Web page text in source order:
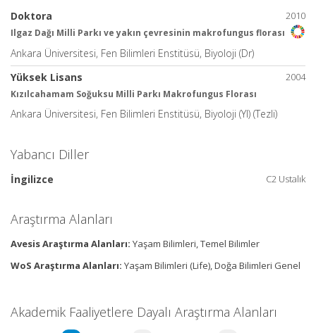
2010
Doktora
Ilgaz Dağı Milli Parkı ve yakın çevresinin makrofungus florası
Ankara Üniversitesi, Fen Bilimleri Enstitüsü, Biyoloji (Dr)
2004
Yüksek Lisans
Kızılcahamam Soğuksu Milli Parkı Makrofungus Florası
Ankara Üniversitesi, Fen Bilimleri Enstitüsü, Biyoloji (Yl) (Tezli)
Yabancı Diller
C2 Ustalık
İngilizce
Araştırma Alanları
Avesis Araştırma Alanları: Yaşam Bilimleri, Temel Bilimler
WoS Araştırma Alanları: Yaşam Bilimleri (Life), Doğa Bilimleri Genel
Akademik Faaliyetlere Dayalı Araştırma Alanları